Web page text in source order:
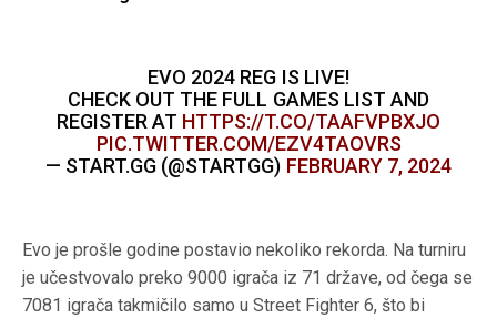
EVO 2024 REG IS LIVE!
CHECK OUT THE FULL GAMES LIST AND
REGISTER AT HTTPS://T.CO/TAAFVPBXJO
PIC.TWITTER.COM/EZV4TAOVRS
— START.GG (@STARTGG) FEBRUARY 7, 2024
Evo je prošle godine postavio nekoliko rekorda. Na turniru
je učestvovalo preko 9000 igrača iz 71 države, od čega se
7081 igrača takmičilo samo u Street Fighter 6, što bi